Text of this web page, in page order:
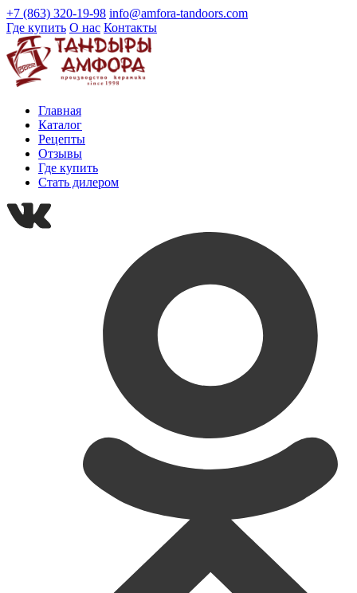
+7 (863) 320-19-98 info@amfora-tandoors.com
Где купить О нас Контакты
Главная
Каталог
Рецепты
Отзывы
Где купить
Стать дилером